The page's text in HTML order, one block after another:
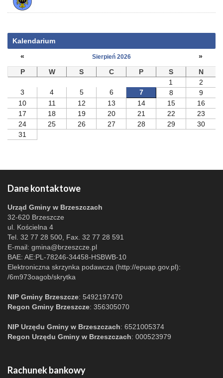
Kalendarium
«
Sierpień 2026
»
P
W S C P S
N
1
2
3
4 5 6 7 8
9
10
11 12 13 14 15
16
17
18 19 20 21 22
23
24
25 26 27 28 29
30
31
Dane kontaktowe
Urząd Gminy w Brzeszczach
32-620 Brzeszcze
ul. Kościelna 4
Tel. 32 77 28 500, Fax. 32 77 28 591
E-mail: gmina@brzeszcze.pl
BAE: AE:PL-78246-34458-HSBWB-10
Elektroniczna skrzynka podawcza (http://epuap.gov.pl):
/6m973oagob/skrytka
NIP Gminy Brzeszcze: 5492197470
Regon Gminy Brzeszcze: 356305070
NIP Urzędu Gminy w Brzeszczach: 6521005374
Regon Urzędu Gminy w Brzeszczach: 000523979
Rachunek bankowy